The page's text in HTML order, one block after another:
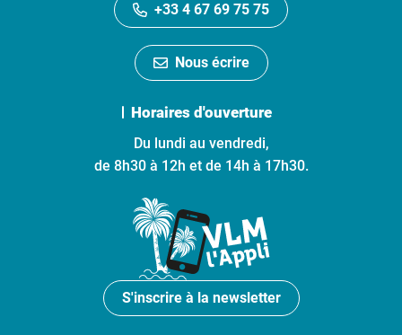
+33 4 67 69 75 75
Nous écrire
Horaires d'ouverture
Du lundi au vendredi,
de 8h30 à 12h et de 14h à 17h30.
S'inscrire à la newsletter